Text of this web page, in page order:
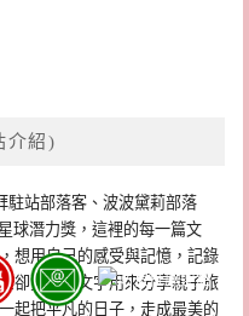
介紹)
駐站部落客、波波黛莉部落
球潛力獎，這裡的每一篇文
想用自己的感受與記憶，記錄
卻更想把文字用來分享親子旅
起把平凡的日子，走成最美的